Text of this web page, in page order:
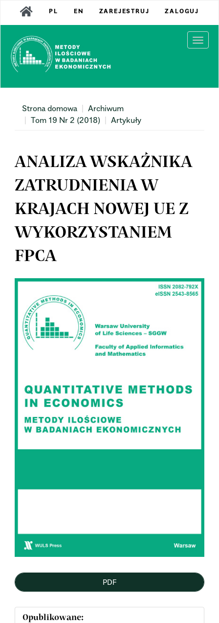
Main
Navigation
Content
Sidebar
PL EN ZAREJESTRUJ ZALOGUJ
Strona domowa
Archiwum
Tom 19 Nr 2 (2018)
Artykuły
ANALIZA WSKAŹNIKA
ZATRUDNIENIA W
KRAJACH NOWEJ UE Z
WYKORZYSTANIEM
FPCA
Sidebar
PDF
Opublikowane: